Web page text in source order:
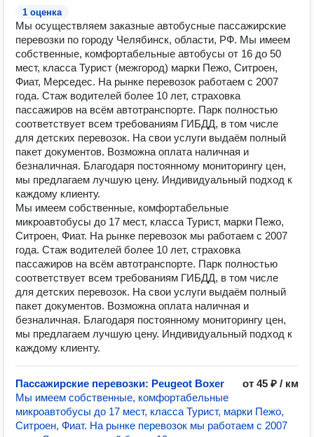
1 оценка
Мы осуществляем заказные автобусные пассажирские
перевозки по городу Челябинск, области, РФ. Мы имеем
собственные, комфортабельные автобусы от 16 до 50
мест, класса Турист (межгород) марки Пежо, Ситроен,
Фиат, Мерседес. На рынке перевозок работаем с 2007
года. Стаж водителей более 10 лет, страховка
пассажиров на всём автотранспорте. Парк полностью
соответствует всем требованиям ГИБДД, в том числе
для детских перевозок. На свои услуги выдаём полный
пакет документов. Возможна оплата наличная и
безналичная. Благодаря постоянному мониторингу цен,
мы предлагаем лучшую цену. Индивидуальный подход к
каждому клиенту.
Мы имеем собственные, комфортабельные
микроавтобусы до 17 мест, класса Турист, марки Пежо,
Ситроен, Фиат. На рынке перевозок мы работаем с 2007
года. Стаж водителей более 10 лет, страховка
пассажиров на всём автотранспорте. Парк полностью
соответствует всем требованиям ГИБДД, в том числе
для детских перевозок. На свои услуги выдаём полный
пакет документов. Возможна оплата наличная и
безналичная. Благодаря постоянному мониторингу цен,
мы предлагаем лучшую цену. Индивидуальный подход к
каждому клиенту.
Пассажирские перевозки: Peugeot Boxer
от 45 ₽ / км
Мы имеем собственные, комфортабельные
микроавтобусы до 17 мест, класса Турист, марки Пежо,
Ситроен, Фиат. На рынке перевозок мы работаем с 2007